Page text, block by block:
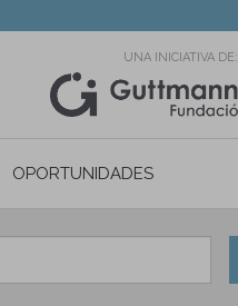
UNA INICIATIVA DE:
SOCIAL
OPORTUNIDADES